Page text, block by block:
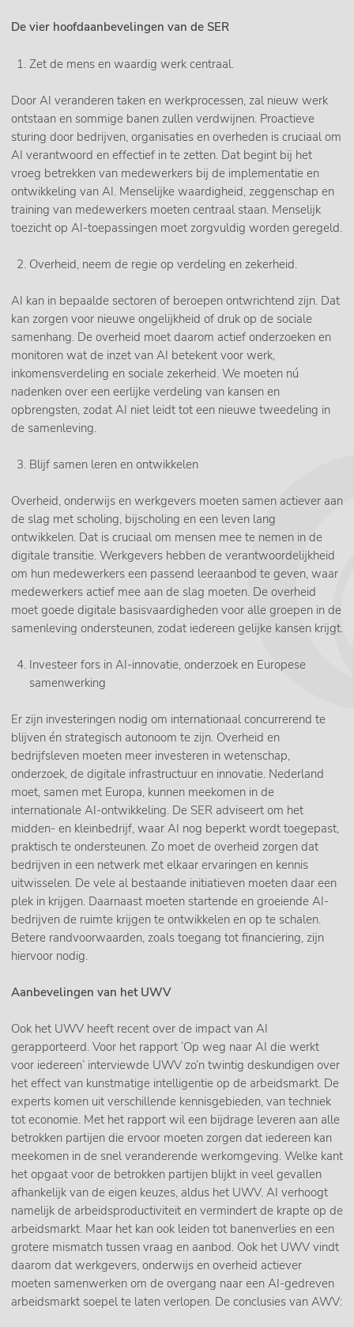
De vier hoofdaanbevelingen van de SER
Zet de mens en waardig werk centraal.
Door AI veranderen taken en werkprocessen, zal nieuw werk
ontstaan en sommige banen zullen verdwijnen. Proactieve
sturing door bedrijven, organisaties en overheden is cruciaal om
AI verantwoord en effectief in te zetten. Dat begint bij het
vroeg betrekken van medewerkers bij de implementatie en
ontwikkeling van AI. Menselijke waardigheid, zeggenschap en
training van medewerkers moeten centraal staan. Menselijk
toezicht op AI-toepassingen moet zorgvuldig worden geregeld.
Overheid, neem de regie op verdeling en zekerheid.
AI kan in bepaalde sectoren of beroepen ontwrichtend zijn. Dat
kan zorgen voor nieuwe ongelijkheid of druk op de sociale
samenhang. De overheid moet daarom actief onderzoeken en
monitoren wat de inzet van AI betekent voor werk,
inkomensverdeling en sociale zekerheid. We moeten nú
nadenken over een eerlijke verdeling van kansen en
opbrengsten, zodat AI niet leidt tot een nieuwe tweedeling in
de samenleving.
Blijf samen leren en ontwikkelen
Overheid, onderwijs en werkgevers moeten samen actiever aan
de slag met scholing, bijscholing en een leven lang
ontwikkelen. Dat is cruciaal om mensen mee te nemen in de
digitale transitie. Werkgevers hebben de verantwoordelijkheid
om hun medewerkers een passend leeraanbod te geven, waar
medewerkers actief mee aan de slag moeten. De overheid
moet goede digitale basisvaardigheden voor alle groepen in de
samenleving ondersteunen, zodat iedereen gelijke kansen krijgt.
Investeer fors in AI-innovatie, onderzoek en Europese
samenwerking
Er zijn investeringen nodig om internationaal concurrerend te
blijven én strategisch autonoom te zijn. Overheid en
bedrijfsleven moeten meer investeren in wetenschap,
onderzoek, de digitale infrastructuur en innovatie. Nederland
moet, samen met Europa, kunnen meekomen in de
internationale AI-ontwikkeling. De SER adviseert om het
midden- en kleinbedrijf, waar AI nog beperkt wordt toegepast,
praktisch te ondersteunen. Zo moet de overheid zorgen dat
bedrijven in een netwerk met elkaar ervaringen en kennis
uitwisselen. De vele al bestaande initiatieven moeten daar een
plek in krijgen. Daarnaast moeten startende en groeiende AI-
bedrijven de ruimte krijgen te ontwikkelen en op te schalen.
Betere randvoorwaarden, zoals toegang tot financiering, zijn
hiervoor nodig.
Aanbevelingen van het UWV
Ook het UWV heeft recent over de impact van AI
gerapporteerd. Voor het rapport ‘Op weg naar AI die werkt
voor iedereen’ interviewde UWV zo’n twintig deskundigen over
het effect van kunstmatige intelligentie op de arbeidsmarkt. De
experts komen uit verschillende kennisgebieden, van techniek
tot economie. Met het rapport wil een bijdrage leveren aan alle
betrokken partijen die ervoor moeten zorgen dat iedereen kan
meekomen in de snel veranderende werkomgeving. Welke kant
het opgaat voor de betrokken partijen blijkt in veel gevallen
afhankelijk van de eigen keuzes, aldus het UWV. AI verhoogt
namelijk de arbeidsproductiviteit en vermindert de krapte op de
arbeidsmarkt. Maar het kan ook leiden tot banenverlies en een
grotere mismatch tussen vraag en aanbod. Ook het UWV vindt
daarom dat werkgevers, onderwijs en overheid actiever
moeten samenwerken om de overgang naar een AI-gedreven
arbeidsmarkt soepel te laten verlopen. De conclusies van AWV: